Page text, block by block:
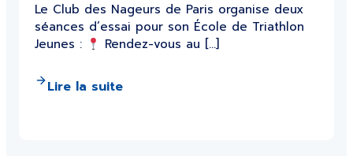
Le Club des Nageurs de Paris organise deux
séances d’essai pour son École de Triathlon
Jeunes :
Rendez-vous au […]
Lire la suite